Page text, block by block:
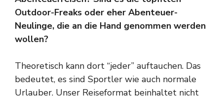
Outdoor-Freaks oder eher Abenteuer-
Neulinge, die an die Hand genommen werden
wollen?
Theoretisch kann dort “jeder” auftauchen. Das
bedeutet, es sind Sportler wie auch normale
Urlauber. Unser Reiseformat beinhaltet nicht